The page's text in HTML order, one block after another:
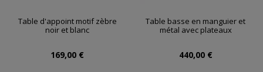
Table d'appoint motif zèbre
noir et blanc
169,00 €
Table basse en manguier et
métal avec plateaux
440,00 €